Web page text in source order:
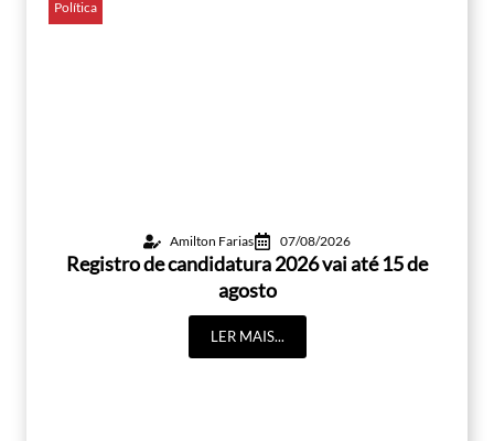
Política
Amilton Farias 07/08/2026
Registro de candidatura 2026 vai até 15 de
agosto
LER MAIS...